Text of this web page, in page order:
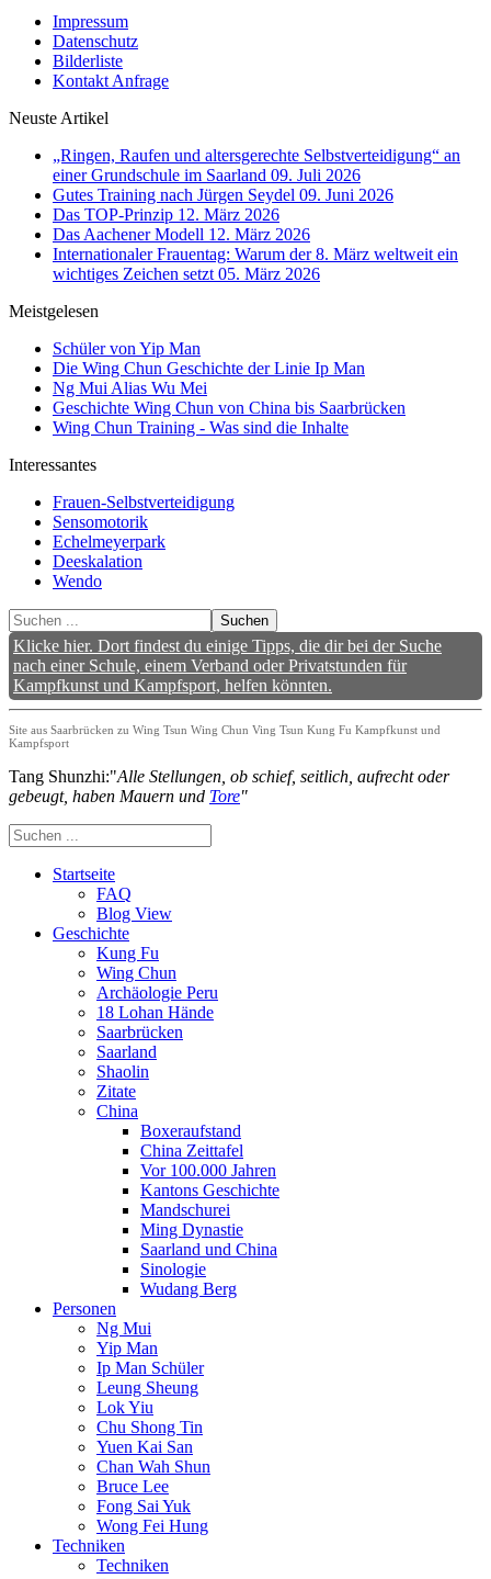
Impressum
Datenschutz
Bilderliste
Kontakt Anfrage
Neuste Artikel
„Ringen, Raufen und altersgerechte Selbstverteidigung“ an
einer Grundschule im Saarland 09. Juli 2026
Gutes Training nach Jürgen Seydel 09. Juni 2026
Das TOP-Prinzip 12. März 2026
Das Aachener Modell 12. März 2026
Internationaler Frauentag: Warum der 8. März weltweit ein
wichtiges Zeichen setzt 05. März 2026
Meistgelesen
Schüler von Yip Man
Die Wing Chun Geschichte der Linie Ip Man
Ng Mui Alias Wu Mei
Geschichte Wing Chun von China bis Saarbrücken
Wing Chun Training - Was sind die Inhalte
Interessantes
Frauen-Selbstverteidigung
Sensomotorik
Echelmeyerpark
Deeskalation
Wendo
Suchen
Klicke hier. Dort findest du einige Tipps, die dir bei der Suche
nach einer Schule, einem Verband oder Privatstunden für
Kampfkunst und Kampfsport, helfen könnten.
Site aus Saarbrücken zu Wing Tsun Wing Chun Ving Tsun Kung Fu Kampfkunst und
Kampfsport
Tang Shunzhi:"Alle Stellungen, ob schief, seitlich, aufrecht oder
gebeugt, haben Mauern und Tore"
Startseite
FAQ
Blog View
Geschichte
Kung Fu
Wing Chun
Archäologie Peru
18 Lohan Hände
Saarbrücken
Saarland
Shaolin
Zitate
China
Boxeraufstand
China Zeittafel
Vor 100.000 Jahren
Kantons Geschichte
Mandschurei
Ming Dynastie
Saarland und China
Sinologie
Wudang Berg
Personen
Ng Mui
Yip Man
Ip Man Schüler
Leung Sheung
Lok Yiu
Chu Shong Tin
Yuen Kai San
Chan Wah Shun
Bruce Lee
Fong Sai Yuk
Wong Fei Hung
Techniken
Techniken